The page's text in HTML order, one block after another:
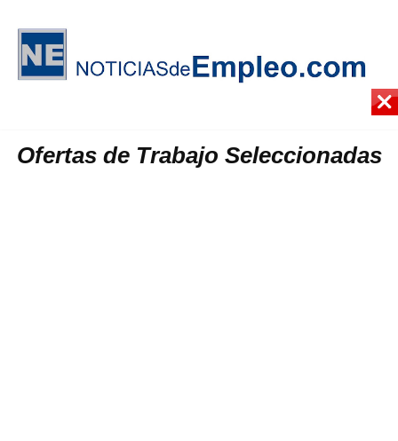
Ofertas de Trabajo Seleccionadas